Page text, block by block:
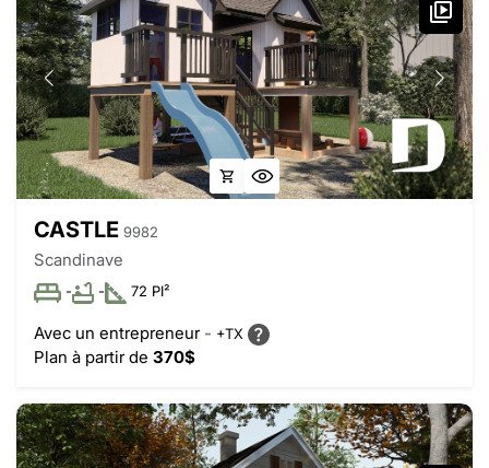
CASTLE 9982
Scandinave
- - 72 PI²
Avec un entrepreneur - +TX
Plan à partir de 370$